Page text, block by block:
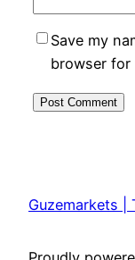
Save my
browser for
Guzemarkets |